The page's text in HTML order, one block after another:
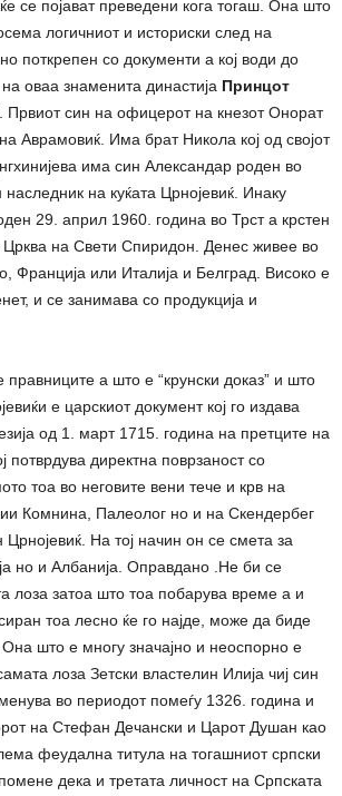
се појават преведени кога тогаш. Она што
логичниот и историски след на
поткрепен со документи а кој води до
оваа знаменита династија Принцот
. Првиот син на офицерот на кнезот Онорат
Аврамовиќ. Има брат Никола кој од својот
има син Александар роден во
на куќата Црнојевиќ. Инаку
29. април 1960. година во Трст а крстен
Црква на Свети Спиридон. Денес живее во
Франција или Италија и Белград. Високо е
и се занимава со продукција и
а што е “крунски доказ” и што
е царскиот документ кој го издава
од 1. март 1715. година на претците на
потврдува директна поврзаност со
тоа во неговите вени тече и крв на
Комнина, Палеолог но и на Скендербег
На тој начин он се смета за
но и Албанија. Оправдано .Не би се
лоза затоа што тоа побарува време а и
тоа лесно ќе го најде, може да биде
што е многу значајно и неоспорно е
лоза Зетски властелин Илија чиј син
во периодот помеѓу 1326. година и
на Стефан Дечански и Царот Душан као
феудална титула на тогашниот српски
дека и третата личност на Српската